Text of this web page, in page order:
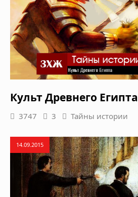
Культ Древнего Египта
3747 3 Тайны истории
14.09.2015